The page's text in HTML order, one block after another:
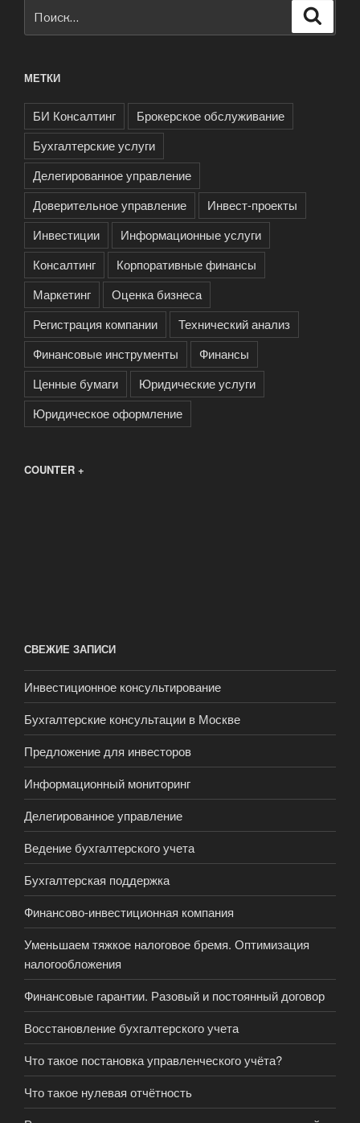
МЕТКИ
БИ Консалтинг
Брокерское обслуживание
Бухгалтерские услуги
Делегированное управление
Доверительное управление
Инвест-проекты
Инвестиции
Информационные услуги
Консалтинг
Корпоративные финансы
Маркетинг
Оценка бизнеса
Регистрация компании
Технический анализ
Финансовые инструменты
Финансы
Ценные бумаги
Юридические услуги
Юридическое оформление
COUNTER +
СВЕЖИЕ ЗАПИСИ
Инвестиционное консультирование
Бухгалтерские консультации в Москве
Предложение для инвесторов
Информационный мониторинг
Делегированное управление
Ведение бухгалтерского учета
Бухгалтерская поддержка
Финансово-инвестиционная компания
Уменьшаем тяжкое налоговое бремя. Оптимизация
налогообложения
Финансовые гарантии. Разовый и постоянный договор
Восстановление бухгалтерского учета
Что такое постановка управленческого учёта?
Что такое нулевая отчётность